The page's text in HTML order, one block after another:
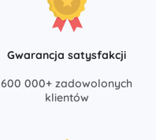
Gwarancja satysfakcji
600 000+ zadowolonych
klientów